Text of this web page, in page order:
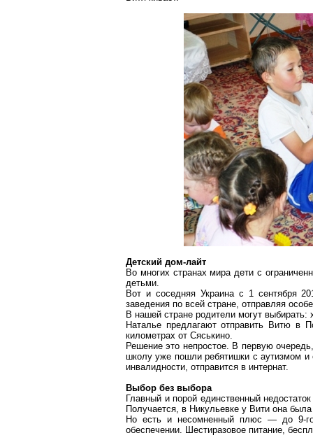
Детский дом-лайт
Во многих странах мира дети с
детьми.
Вот и соседняя Украина с 1 сентября
заведения по всей стране, отправляя
В нашей стране родители могут
Наталье предлагают отправить Витю в
километрах от Сяськино.
Решение это непростое. В первую
школу уже пошли ребятишки с аутизмом
инвалидности, отправится в интернат.
Выбор без выбора
Главный и порой единственный
Получается, в Никульевке у Вити она
Но есть и несомненный плюс — до 9-го
обеспечении. Шестиразовое питание,